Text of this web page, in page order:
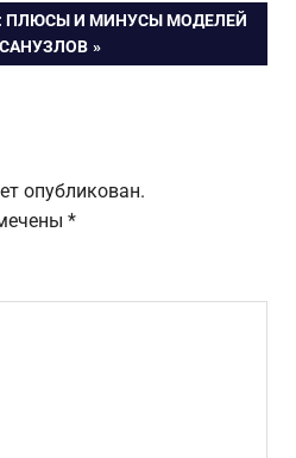
ПЛЮСЫ И МИНУСЫ МОДЕЛЕЙ
опубликован.
*